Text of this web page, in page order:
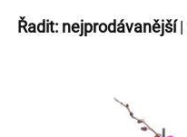
Řadit: nejprodávanější|